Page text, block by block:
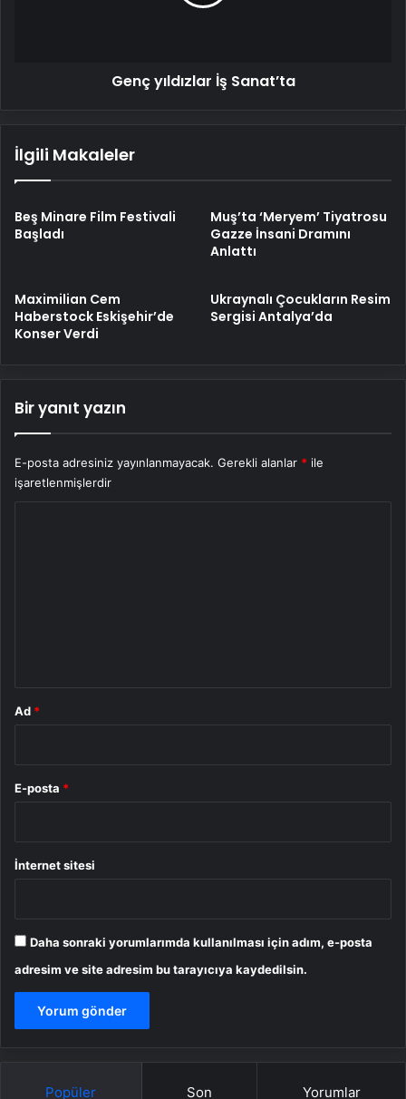
Genç yıldızlar İş Sanat’ta
İlgili Makaleler
Beş Minare Film Festivali
Başladı
Muş’ta ‘Meryem’ Tiyatrosu
Gazze İnsani Dramını
Anlattı
Maximilian Cem
Haberstock Eskişehir’de
Konser Verdi
Ukraynalı Çocukların Resim
Sergisi Antalya’da
Bir yanıt yazın
E-posta adresiniz yayınlanmayacak. Gerekli alanlar * ile
işaretlenmişlerdir
Ad *
E-posta *
İnternet sitesi
Daha sonraki yorumlarımda kullanılması için adım, e-posta
adresim ve site adresim bu tarayıcıya kaydedilsin.
Popüler Son Yorumlar